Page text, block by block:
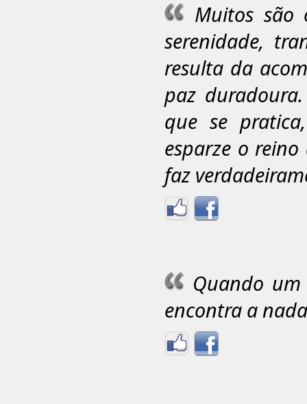
Muitos são
serenidade,
resulta da
paz
que se
esparze o
faz
Quando
encontra a